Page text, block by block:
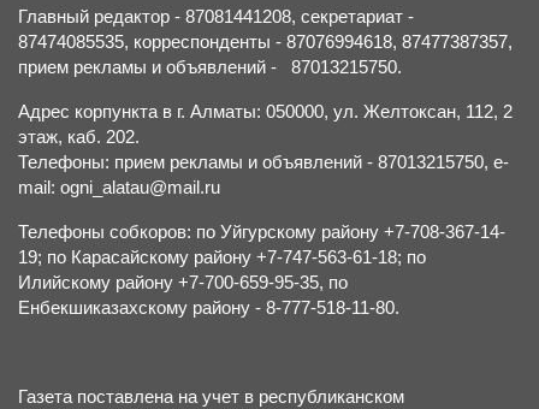
Главный редактор - 87081441208, секретариат -
87474085535, корреспонденты - 87076994618, 87477387357,
прием рекламы и объявлений - 87013215750.
Адрес корпункта в г. Алматы: 050000, ул. Желтоксан, 112, 2
этаж, каб. 202.
Телефоны: прием рекламы и объявлений - 87013215750, e-
mail: ogni_alatau@mail.ru
Телефоны собкоров: по Уйгурскому району +7-708-367-14-
19; по Карасайскому району +7-747-563-61-18; по
Илийскому району +7-700-659-95-35, по
Енбекшиказахскому району - 8-777-518-11-80.
Газета поставлена на учет в республиканском